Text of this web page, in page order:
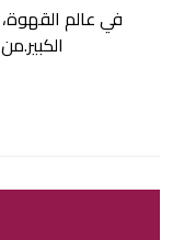
في عالم